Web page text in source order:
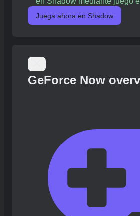
Juega ahora en Shadow
GeForce Now